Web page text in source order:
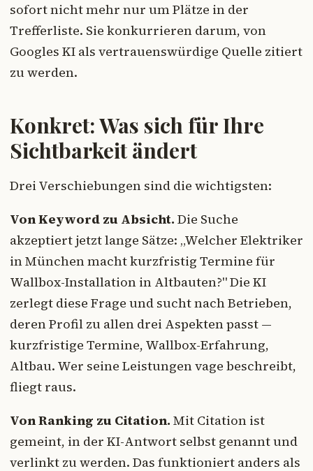
sofort nicht mehr nur um Plätze in der
Trefferliste. Sie konkurrieren darum, von
Googles KI als vertrauenswürdige Quelle zitiert
zu werden.
Konkret: Was sich für Ihre
Sichtbarkeit ändert
Drei Verschiebungen sind die wichtigsten:
Von Keyword zu Absicht. Die Suche
akzeptiert jetzt lange Sätze: „Welcher Elektriker
in München macht kurzfristig Termine für
Wallbox-Installation in Altbauten?" Die KI
zerlegt diese Frage und sucht nach Betrieben,
deren Profil zu allen drei Aspekten passt —
kurzfristige Termine, Wallbox-Erfahrung,
Altbau. Wer seine Leistungen vage beschreibt,
fliegt raus.
Von Ranking zu Citation. Mit Citation ist
gemeint, in der KI-Antwort selbst genannt und
verlinkt zu werden. Das funktioniert anders als